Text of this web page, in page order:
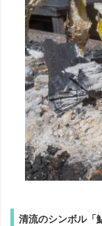
清流のシンボル「